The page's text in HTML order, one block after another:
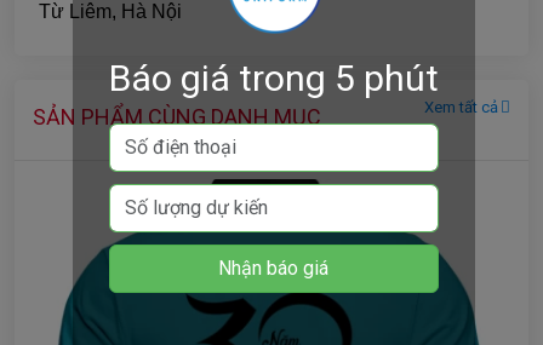
Từ Liêm, Hà Nội
SẢN PHẨM CÙNG DANH MỤC Xem tất cả
Báo giá trong 5 phút